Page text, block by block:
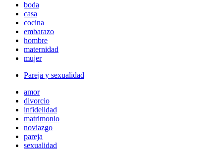
boda
casa
cocina
embarazo
hombre
maternidad
mujer
Pareja y sexualidad
amor
divorcio
infidelidad
matrimonio
noviazgo
pareja
sexualidad